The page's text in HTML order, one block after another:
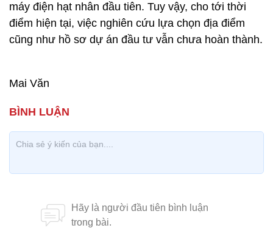
máy điện hạt nhân đầu tiên. Tuy vậy, cho tới thời
điểm hiện tại, việc nghiên cứu lựa chọn địa điểm
cũng như hồ sơ dự án đầu tư vẫn chưa hoàn thành.
Mai Văn